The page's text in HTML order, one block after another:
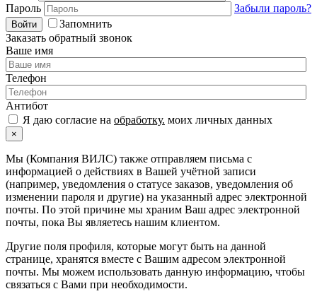
Пароль
Забыли пароль?
Войти
Запомнить
Заказать обратный звонок
Ваше имя
Телефон
Антибот
Я даю согласие на обработку. моих личных данных
×
Мы (Компания ВИЛС) также отправляем письма с
информацией о действиях в Вашей учётной записи
(например, уведомления о статусе заказов, уведомления об
изменении пароля и другие) на указанный адрес электронной
почты. По этой причине мы храним Ваш адрес электронной
почты, пока Вы являетесь нашим клиентом.
Другие поля профиля, которые могут быть на данной
странице, хранятся вместе с Вашим адресом электронной
почты. Мы можем использовать данную информацию, чтобы
связаться с Вами при необходимости.